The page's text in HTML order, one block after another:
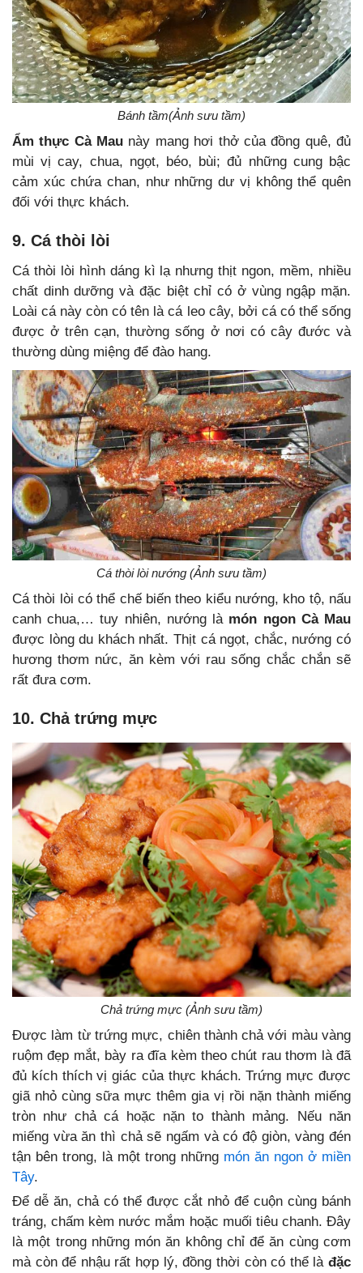
Bánh tầm(Ảnh sưu tầm)
Ẩm thực Cà Mau này mang hơi thở của đồng quê, đủ
mùi vị cay, chua, ngọt, béo, bùi; đủ những cung bậc
cảm xúc chứa chan, như những dư vị không thể quên
đối với thực khách.
9. Cá thòi lòi
Cá thòi lòi hình dáng kì lạ nhưng thịt ngon, mềm, nhiều
chất dinh dưỡng và đặc biệt chỉ có ở vùng ngập mặn.
Loài cá này còn có tên là cá leo cây, bởi cá có thể sống
được ở trên cạn, thường sống ở nơi có cây đước và
thường dùng miệng để đào hang.
Cá thòi lòi nướng (Ảnh sưu tầm)
Cá thòi lòi có thể chế biến theo kiểu nướng, kho tộ, nấu
canh chua,… tuy nhiên, nướng là món ngon Cà Mau
được lòng du khách nhất. Thịt cá ngọt, chắc, nướng có
hương thơm nức, ăn kèm với rau sống chắc chắn sẽ
rất đưa cơm.
10. Chả trứng mực
Chả trứng mực (Ảnh sưu tầm)
Được làm từ trứng mực, chiên thành chả với màu vàng
ruộm đẹp mắt, bày ra đĩa kèm theo chút rau thơm là đã
đủ kích thích vị giác của thực khách. Trứng mực được
giã nhỏ cùng sữa mực thêm gia vị rồi nặn thành miếng
tròn như chả cá hoặc nặn to thành mảng. Nếu năn
miếng vừa ăn thì chả sẽ ngấm và có độ giòn, vàng đén
tận bên trong, là một trong những món ăn ngon ở miền
Tây.
Để dễ ăn, chả có thể được cắt nhỏ để cuộn cùng bánh
tráng, chấm kèm nước mắm hoặc muối tiêu chanh. Đây
là một trong những món ăn không chỉ để ăn cùng cơm
mà còn để nhậu rất hợp lý, đồng thời còn có thể là đặc